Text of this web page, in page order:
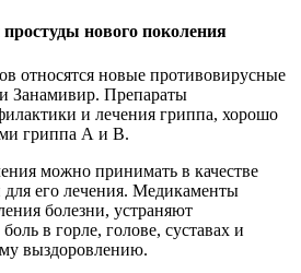
нового поколения
относятся новые противовирусные
Занамивир. Препараты
и лечения гриппа, хорошо
гриппа А и В.
можно принимать в качестве
его лечения. Медикаменты
болезни, устраняют
в горле, голове, суставах и
выздоровлению.